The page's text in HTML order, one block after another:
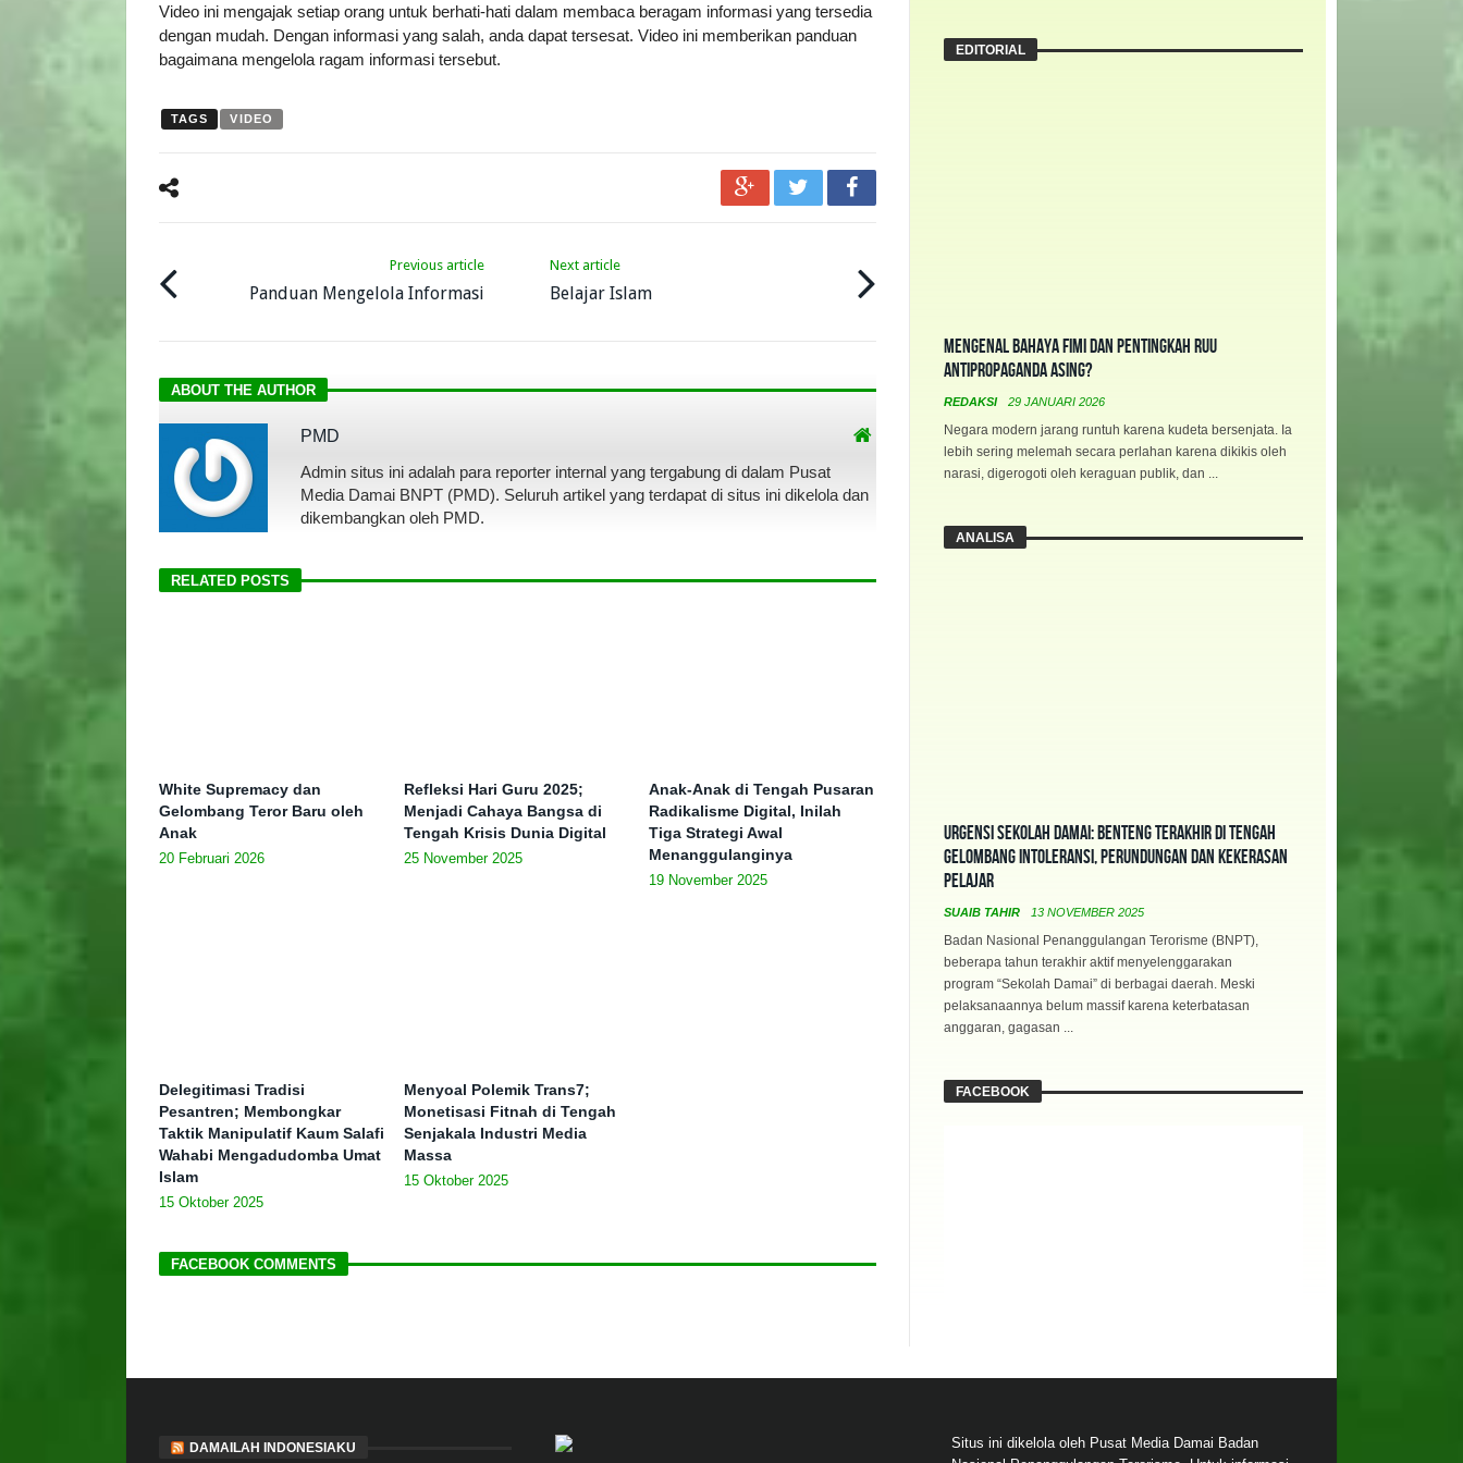
Video ini mengajak setiap orang untuk berhati-hati dalam membaca beragam informasi yang tersedia
dengan mudah. Dengan informasi yang salah, anda dapat tersesat. Video ini memberikan panduan
bagaimana mengelola ragam informasi tersebut.
TAGS VIDEO
Previous article
Panduan Mengelola Informasi
Next article
Belajar Islam
ABOUT THE AUTHOR
PMD
Admin situs ini adalah para reporter internal yang tergabung di dalam Pusat
Media Damai BNPT (PMD). Seluruh artikel yang terdapat di situs ini dikelola dan
dikembangkan oleh PMD.
RELATED POSTS
White Supremacy dan
Gelombang Teror Baru oleh
Anak
20 Februari 2026
Refleksi Hari Guru 2025;
Menjadi Cahaya Bangsa di
Tengah Krisis Dunia Digital
25 November 2025
Anak-Anak di Tengah Pusaran
Radikalisme Digital, Inilah
Tiga Strategi Awal
Menanggulanginya
19 November 2025
Delegitimasi Tradisi
Pesantren; Membongkar
Taktik Manipulatif Kaum Salafi
Wahabi Mengadudomba Umat
Islam
15 Oktober 2025
Menyoal Polemik Trans7;
Monetisasi Fitnah di Tengah
Senjakala Industri Media
Massa
15 Oktober 2025
FACEBOOK COMMENTS
EDITORIAL
Mengenal Bahaya FIMI dan Pentingkah RUU
Antipropaganda Asing?
REDAKSI 29 JANUARI 2026
Negara modern jarang runtuh karena kudeta bersenjata. Ia
lebih sering melemah secara perlahan karena dikikis oleh
narasi, digerogoti oleh keraguan publik, dan ...
ANALISA
Urgensi Sekolah Damai: Benteng Terakhir di Tengah
Gelombang Intoleransi, Perundungan dan Kekerasan
Pelajar
SUAIB TAHIR 13 NOVEMBER 2025
Badan Nasional Penanggulangan Terorisme (BNPT),
beberapa tahun terakhir aktif menyelenggarakan
program “Sekolah Damai” di berbagai daerah. Meski
pelaksanaannya belum massif karena keterbatasan
anggaran, gagasan ...
FACEBOOK
DAMAILAH INDONESIAKU
Situs ini dikelola oleh Pusat Media Damai Badan